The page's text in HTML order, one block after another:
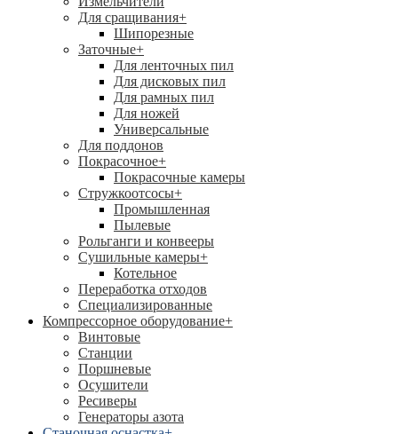
Для сращивания+
Шипорезные
Заточные+
Для ленточных пил
Для дисковых пил
Для рамных пил
Для ножей
Универсальные
Для поддонов
Покрасочное+
Покрасочные камеры
Стружкоотсосы+
Промышленная
Пылевые
Рольганги и конвееры
Сушильные камеры+
Котельное
Переработка отходов
Специализированные
Компрессорное оборудование+
Винтовые
Станции
Поршневые
Осушители
Ресиверы
Генераторы азота